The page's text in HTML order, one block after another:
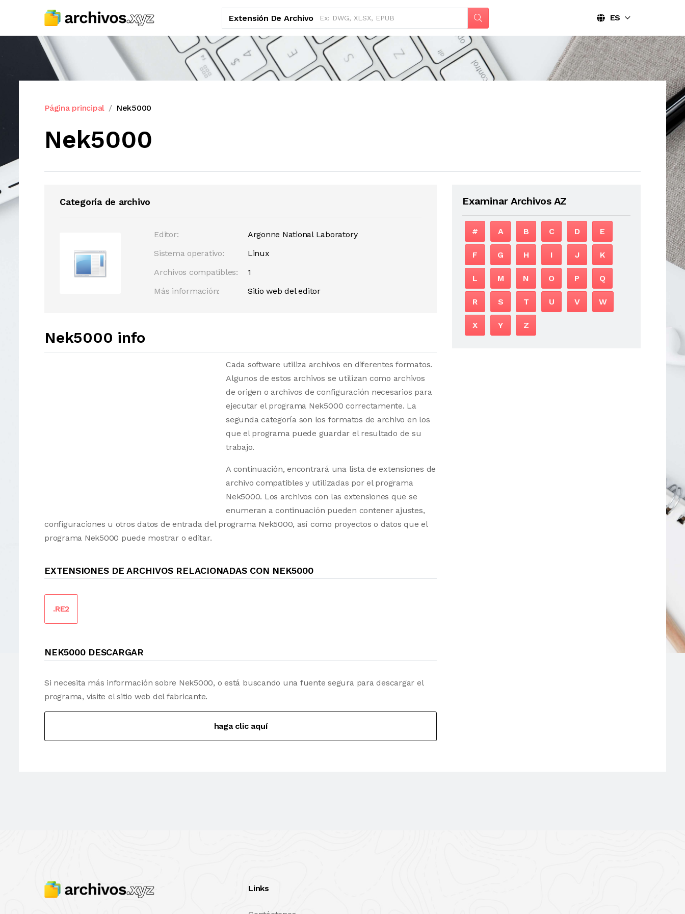
Extensión De Archivo ES
Página principal Nek5000
Nek5000
Categoría de archivo
Editor:
Argonne National Laboratory
Sistema operativo:
Linux
Archivos compatibles:
1
Más información:
Sitio web del editor
Nek5000 info
Cada software utiliza archivos en diferentes formatos.
Algunos de estos archivos se utilizan como archivos
de origen o archivos de configuración necesarios para
ejecutar el programa Nek5000 correctamente. La
segunda categoría son los formatos de archivo en los
que el programa puede guardar el resultado de su
trabajo.
A continuación, encontrará una lista de extensiones de
archivo compatibles y utilizadas por el programa
Nek5000. Los archivos con las extensiones que se
enumeran a continuación pueden contener ajustes,
configuraciones u otros datos de entrada del programa Nek5000, así como proyectos o datos que el
programa Nek5000 puede mostrar o editar.
EXTENSIONES DE ARCHIVOS RELACIONADAS CON NEK5000
.RE2
NEK5000 DESCARGAR
Si necesita más información sobre Nek5000, o está buscando una fuente segura para descargar el
programa, visite el sitio web del fabricante.
haga clic aquí
Examinar Archivos AZ
# A B C D E
F G H I J K
L M N O P Q
R S T U V W
X Y Z
Links